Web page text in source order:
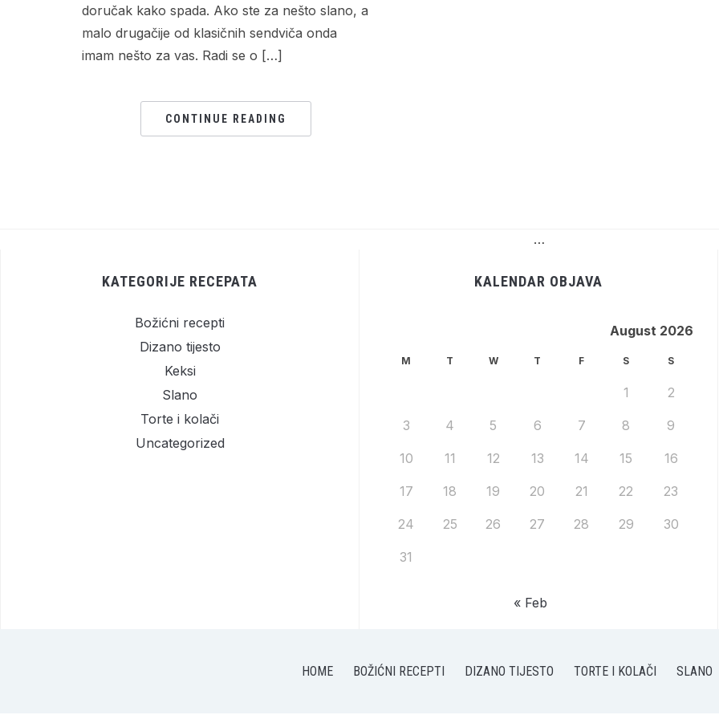
doručak kako spada. Ako ste za nešto slano, a
malo drugačije od klasičnih sendviča onda
imam nešto za vas. Radi se o […]
CONTINUE READING
…
KATEGORIJE RECEPATA
Božićni recepti
Dizano tijesto
Keksi
Slano
Torte i kolači
Uncategorized
KALENDAR OBJAVA
August 2026
M T W T F S S
1 2
3 4 5 6 7 8 9
10 11 12 13 14 15 16
17 18 19 20 21 22 23
24 25 26 27 28 29 30
31
« Feb
HOME BOŽIĆNI RECEPTI DIZANO TIJESTO TORTE I KOLAČI SLANO